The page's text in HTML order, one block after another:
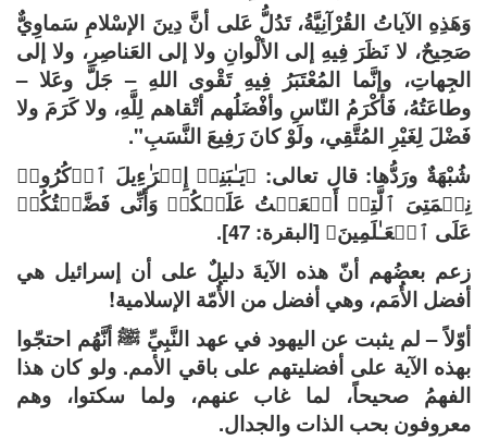
وَهَذِهِ الآياتُ القُرْآنِيَّةُ، تَدُلُّ عَلى أنَّ دِينَ الإسْلامِ سَماوِيٌّ
صَحِيحٌ، لا نَظَرَ فِيهِ إلى الألْوانِ ولا إلى العَناصِرِ، ولا إلى
الجِهاتِ، وإنَّما المُعْتَبَرُ فِيهِ تَقْوى اللهِ – جَلَّ وعَلا –
وطاعَتُهُ، فَأكْرَمُ النّاسِ وأفْضَلُهم أتْقاهم لِلَّهِ، ولا كَرَمَ ولا
فَضْلَ لِغَيْرِ المُتَّقِي، ولَوْ كانَ رَفِيعَ النَّسَبِ".
شُبْهَةٌ ورَدُّها: قال تعالى: ﴿یَـٰبَنِیۤ إِسۡرَ ٰ⁠ءِیلَ ٱذۡكُرُوا۟
نِعۡمَتِیَ ٱلَّتِیۤ أَنۡعَمۡتُ عَلَیۡكُمۡ وَأَنِّی فَضَّلۡتُكُمۡ
عَلَى ٱلۡعَـٰلَمِینَ﴾ [البقرة: 47].
زعم بعضُهم أنّ هذه الآيةَ دليلٌ على أن إسرائيل هي
أفضل الأُمَم، وهي أفضل من الأُمّة الإسلامية!
أوّلاً – لم يثبت عن اليهود في عهد النَّبِيِّ ﷺ أنَّهُم احتجّوا
بهذه الآية على أفضليتهم على باقي الأمم. ولو كان هذا
الفهمُ صحيحاً، لما غاب عنهم، ولما سكتوا، وهم
معروفون بحب الذات والجدال.